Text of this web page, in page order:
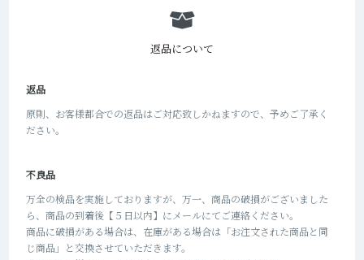
返品について
返品
原則、お客様都合での返品はご対応致しかねますので、予めご了承く
ださい。
不良品
万全の検品を実施しておりますが、万一、商品の破損がございました
ら、商品の到着後【５日以内】にメールにてご連絡ください。
商品に破損がある場合は、在庫がある場合は「お注文された商品と同
じ商品」と交換させていただきます。